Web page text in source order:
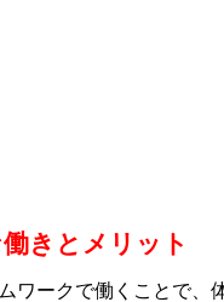
きとメリット
ワークで働くことで、